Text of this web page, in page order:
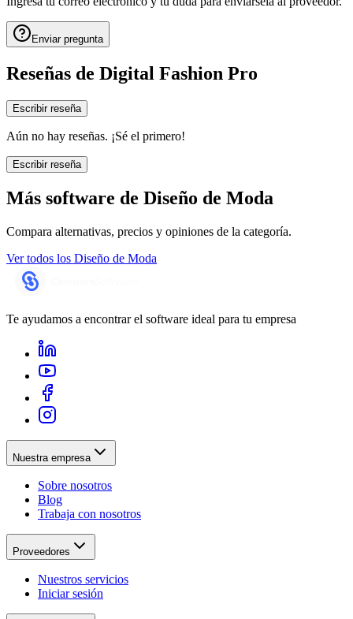
Enviar pregunta
Reseñas de Digital Fashion Pro
Escribir reseña
Aún no hay reseñas. ¡Sé el primero!
Escribir reseña
Más software de Diseño de Moda
Compara alternativas, precios y opiniones de la categoría.
Ver todos los Diseño de Moda
Te ayudamos a encontrar el software ideal para tu empresa
Nuestra empresa
Sobre nosotros
Blog
Trabaja con nosotros
Proveedores
Nuestros servicios
Iniciar sesión